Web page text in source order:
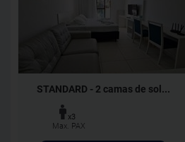
STANDARD - 2 camas de sol...
x3
Max. PAX